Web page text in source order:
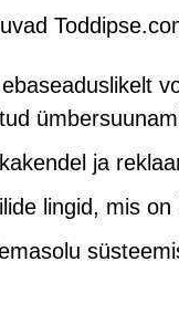
ja
lingid, mis